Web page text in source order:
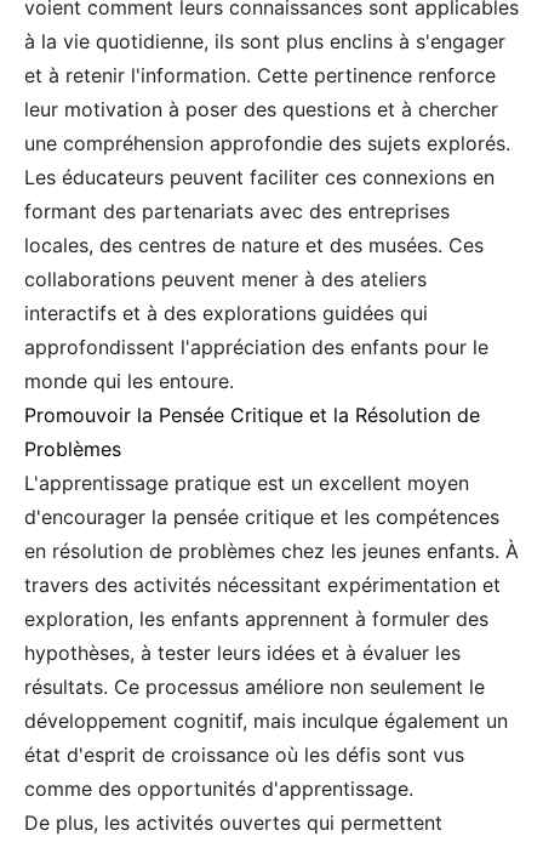
voient comment leurs connaissances sont applicables
à la vie quotidienne, ils sont plus enclins à s'engager
et à retenir l'information. Cette pertinence renforce
leur motivation à poser des questions et à chercher
une compréhension approfondie des sujets explorés.
Les éducateurs peuvent faciliter ces connexions en
formant des partenariats avec des entreprises
locales, des centres de nature et des musées. Ces
collaborations peuvent mener à des ateliers
interactifs et à des explorations guidées qui
approfondissent l'appréciation des enfants pour le
monde qui les entoure.
Promouvoir la Pensée Critique et la Résolution de
Problèmes
L'apprentissage pratique est un excellent moyen
d'encourager la pensée critique et les compétences
en résolution de problèmes chez les jeunes enfants. À
travers des activités nécessitant expérimentation et
exploration, les enfants apprennent à formuler des
hypothèses, à tester leurs idées et à évaluer les
résultats. Ce processus améliore non seulement le
développement cognitif, mais inculque également un
état d'esprit de croissance où les défis sont vus
comme des opportunités d'apprentissage.
De plus, les activités ouvertes qui permettent